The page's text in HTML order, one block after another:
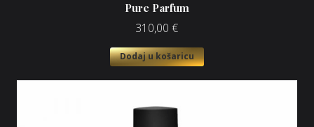
Pure Parfum
310,00 €
Dodaj u košaricu